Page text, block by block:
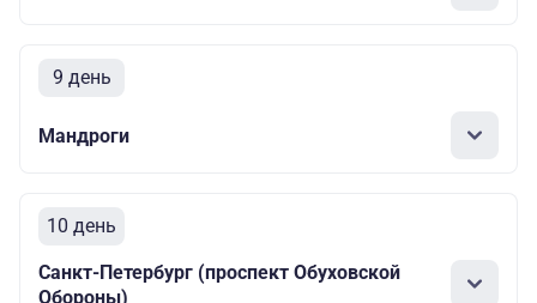
9 день
Мандроги
10 день
Санкт-Петербург (проспект Обуховской
Обороны)